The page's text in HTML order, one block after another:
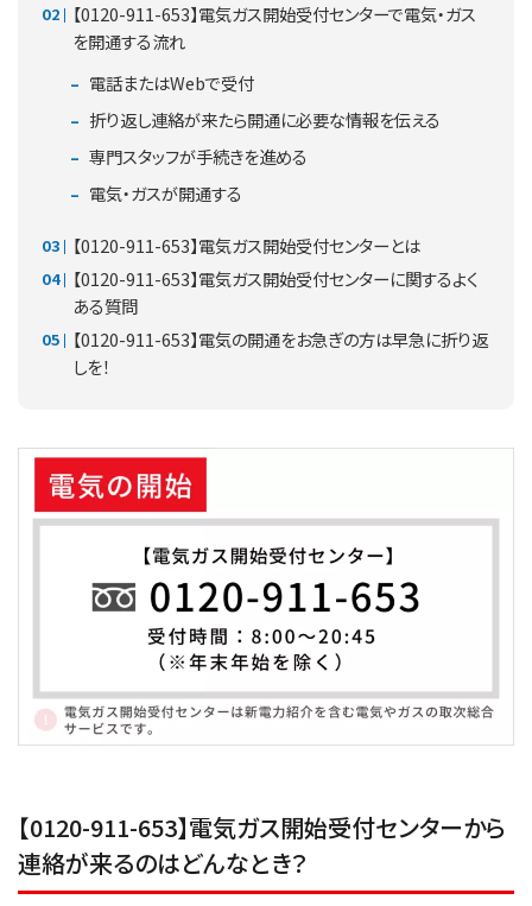
【0120-911-653】電気ガス開始受付センターで電気・ガス
を開通する流れ
電話またはWebで受付
折り返し連絡が来たら開通に必要な情報を伝える
専門スタッフが手続きを進める
電気・ガスが開通する
【0120-911-653】電気ガス開始受付センターとは
【0120-911-653】電気ガス開始受付センターに関するよく
ある質問
【0120-911-653】電気の開通をお急ぎの方は早急に折り返
しを！
【0120-911-653】電気ガス開始受付センターから
連絡が来るのはどんなとき？